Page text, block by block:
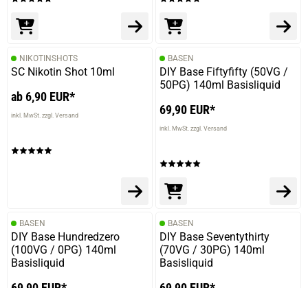
01.09.2022 — via
Trustedshops.de
verifizierter Onlinekauf.
Die Bewertung erfolgte ohne Abgabe eines Kommentars
NIKOTINSHOTS
SC Nikotin Shot 10ml
ab 6,90 EUR*
inkl. MwSt. zzgl. Versand
BASEN
DIY Base Fiftyfifty (50VG /
50PG) 140ml Basisliquid
69,90 EUR*
inkl. MwSt. zzgl. Versand
BASEN
DIY Base Hundredzero
(100VG / 0PG) 140ml
Basisliquid
BASEN
DIY Base Seventythirty
(70VG / 30PG) 140ml
Basisliquid